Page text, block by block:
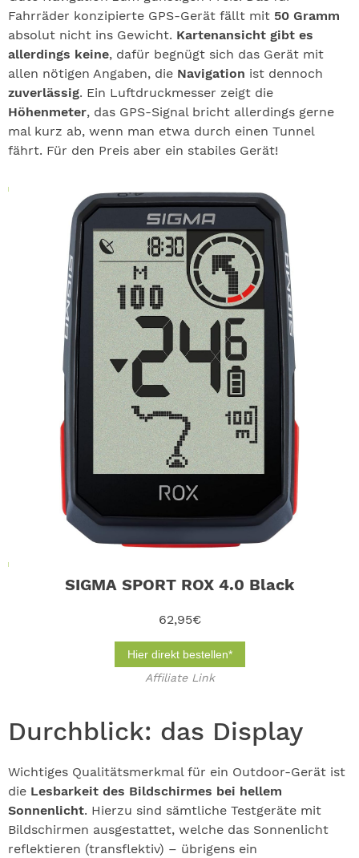
Fahrräder konzipierte GPS-Gerät fällt mit 50 Gramm
absolut nicht ins Gewicht. Kartenansicht gibt es
allerdings keine, dafür begnügt sich das Gerät mit
allen nötigen Angaben, die Navigation ist dennoch
zuverlässig. Ein Luftdruckmesser zeigt die
Höhenmeter, das GPS-Signal bricht allerdings gerne
mal kurz ab, wenn man etwa durch einen Tunnel
fährt. Für den Preis aber ein stabiles Gerät!
SIGMA SPORT ROX 4.0 Black
62,95€
Hier direkt bestellen*
Affiliate Link
Durchblick: das Display
Wichtiges Qualitätsmerkmal für ein Outdoor-Gerät ist
die Lesbarkeit des Bildschirmes bei hellem
Sonnenlicht. Hierzu sind sämtliche Testgeräte mit
Bildschirmen ausgestattet, welche das Sonnenlicht
reflektieren (transflektiv) – übrigens ein